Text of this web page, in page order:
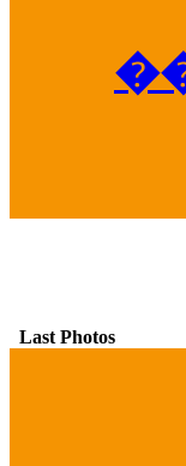
Last Photos